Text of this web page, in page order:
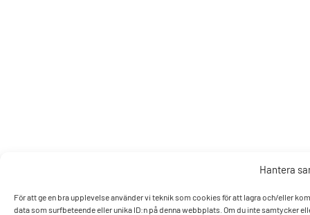
Hantera
För att ge en bra upplevelse använder vi teknik som cookies för att lagra och/eller
data som surfbeteende eller unika ID:n på denna webbplats. Om du inte samtycker